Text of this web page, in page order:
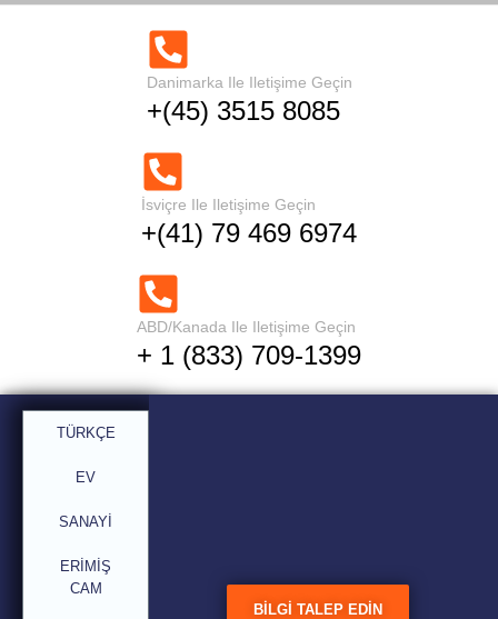
Danimarka Ile Iletişime Geçin
+(45) 3515 8085
İsviçre Ile Iletişime Geçin
+(41) 79 469 6974
ABD/Kanada Ile Iletişime Geçin
+ 1 (833) 709-1399
TÜRKÇE
EV
SANAYI
ERIMIŞ
CAM
BILGI TALEP EDIN
Mikro ayrım olmadan
kütük ve plakalarla
sonuçlanan kartem içi
tedavi hakkında makale.